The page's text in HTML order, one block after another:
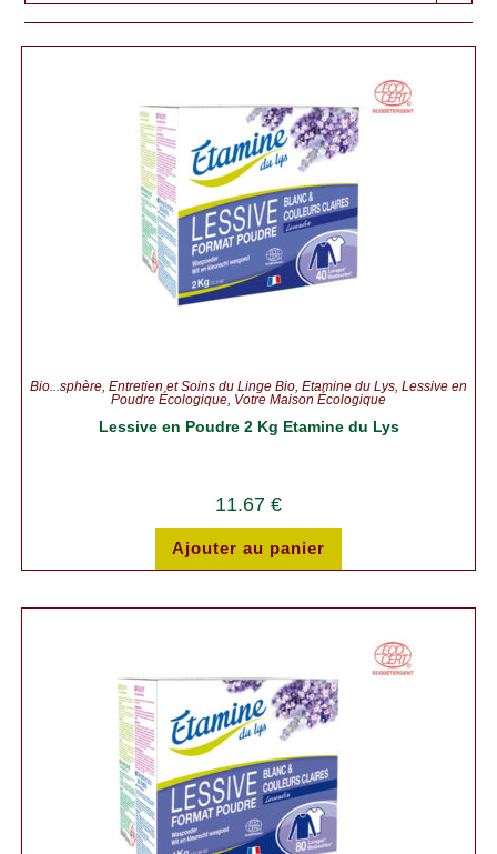
Bio...sphère, Entretien et Soins du Linge Bio, Etamine du Lys, Lessive en
Poudre Écologique, Votre Maison Écologique
Lessive en Poudre 2 Kg Etamine du Lys
11.67 €
Ajouter au panier